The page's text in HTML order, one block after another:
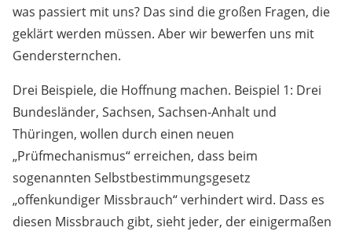
was passiert mit uns? Das sind die großen Fragen, die
geklärt werden müssen. Aber wir bewerfen uns mit
Gendersternchen.
Drei Beispiele, die Hoffnung machen. Beispiel 1: Drei
Bundesländer, Sachsen, Sachsen-Anhalt und
Thüringen, wollen durch einen neuen
„Prüfmechanismus“ erreichen, dass beim
sogenannten Selbstbestimmungsgesetz
„offenkundiger Missbrauch“ verhindert wird. Dass es
diesen Missbrauch gibt, sieht jeder, der einigermaßen